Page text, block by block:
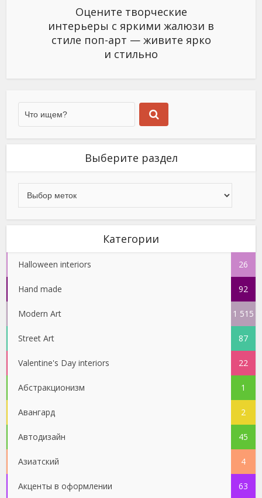
Оцените творческие
интерьеры с яркими жалюзи в
стиле поп-арт — живите ярко
и стильно
Выберите раздел
Категории
Halloween interiors 26
Hand made 92
Modern Art 1 515
Street Art 87
Valentine's Day interiors 22
Абстракционизм 1
Авангард 2
Автодизайн 45
Азиатский 4
Акценты в оформлении 63